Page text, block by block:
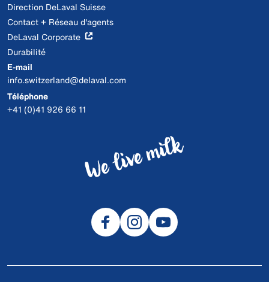
Direction DeLaval Suisse
Contact + Réseau d'agents
DeLaval Corporate
Durabilité
E-mail
info.switzerland@delaval.com
Téléphone
+41 (0)41 926 66 11